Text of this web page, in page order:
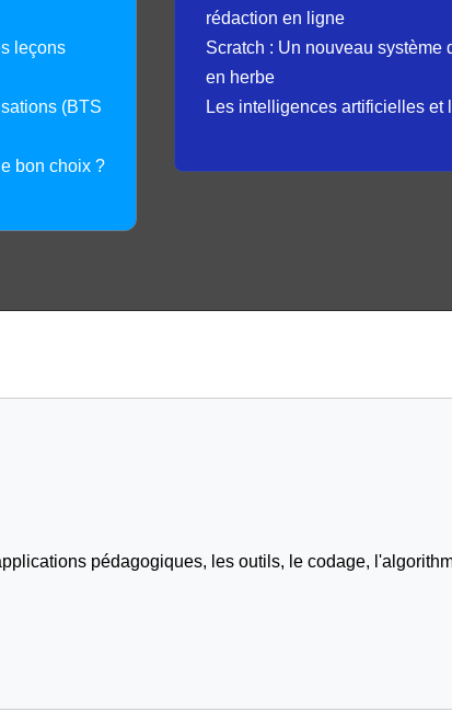
leçons
(BTS
bon choix ?
rédaction en ligne
Scratch : Un nouveau système
en herbe
Les intelligences artificielles et
pédagogiques, les outils, le codage,